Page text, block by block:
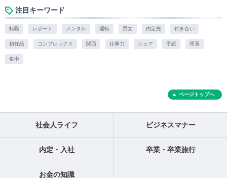
注目キーワード
転職 レポート メンタル 運転 男女 内定先 付き合い
初任給 コンプレックス 関西 仕事力 シェア 手紙 理系
集中
ページトップへ
社会人ライフ ビジネスマナー
内定・入社 卒業・卒業旅行
お金の知識